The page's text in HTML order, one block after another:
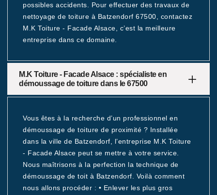
possibles accidents. Pour effectuer des travaux de
nettoyage de toiture à Batzendorf 67500, contactez
M.K Toiture - Facade Alsace, c’est la meilleure
entreprise dans ce domaine.
M.K Toiture - Facade Alsace : spécialiste en
démoussage de toiture dans le 67500
Vous êtes à la recherche d’un professionnel en
démoussage de toiture de proximité ? Installée
dans la ville de Batzendorf, l’entreprise M.K Toiture
- Facade Alsace peut se mettre à votre service.
Nous maîtrisons à la perfection la technique de
démoussage de toit à Batzendorf. Voilà comment
nous allons procéder : • Enlever les plus gros